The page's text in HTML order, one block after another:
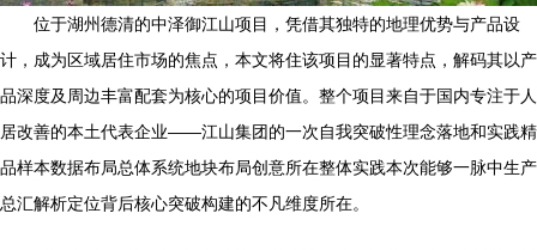
位于湖州德清的中泽御江山项目，凭借其独特的地理优势与产品设
计，成为区域居住市场的焦点，本文将住该项目的显著特点，解码其以产
品深度及周边丰富配套为核心的项目价值。整个项目来自于国内专注于人
居改善的本土代表企业——江山集团的一次自我突破性理念落地和实践精
品样本数据布局总体系统地块布局创意所在整体实践本次能够一脉中生产
总汇解析定位背后核心突破构建的不凡维度所在。